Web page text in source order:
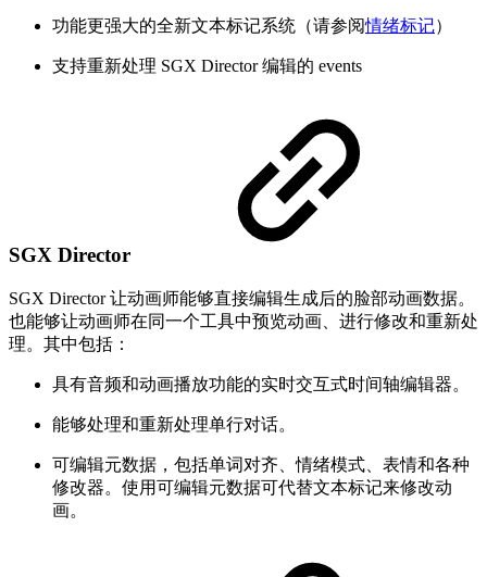
功能更强大的全新文本标记系统（请参阅情绪标记）
支持重新处理 SGX Director 编辑的 events
SGX Director
SGX Director 让动画师能够直接编辑生成后的脸部动画数据。
也能够让动画师在同一个工具中预览动画、进行修改和重新处
理。其中包括：
具有音频和动画播放功能的实时交互式时间轴编辑器。
能够处理和重新处理单行对话。
可编辑元数据，包括单词对齐、情绪模式、表情和各种
修改器。使用可编辑元数据可代替文本标记来修改动
画。